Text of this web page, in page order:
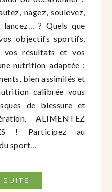
nagez, soulevez,
lancez… ? Quels que
objectifs sportifs,
vos résultats et vos
nutrition adaptée :
bien assimilés et
calibrée vous
de blessure et
ALIMENTEZ
! Participez au
sport…
SUITE